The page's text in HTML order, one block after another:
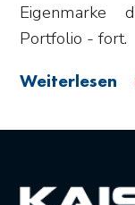
Eigenmarke
Portfolio - fort.
Weiterlesen